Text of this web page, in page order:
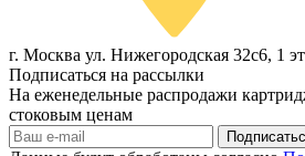
г. Москва ул. Нижегородская 32с6, 1
Подписаться на рассылки
На еженедельные распродажи
стоковым ценам